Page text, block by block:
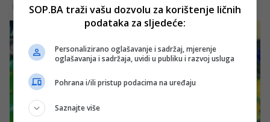
SOP.BA traži vašu dozvolu za korištenje ličnih
podataka za sljedeće:
Personalizirano oglašavanje i sadržaj, mjerenje
oglašavanja i sadržaja, uvidi u publiku i razvoj usluga
Pohrana i/ili pristup podacima na uređaju
Saznajte više